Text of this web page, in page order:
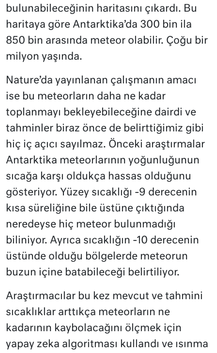
bulunabileceğinin haritasını çıkardı. Bu
haritaya göre Antarktika’da 300 bin ila
850 bin arasında meteor olabilir. Çoğu bir
milyon yaşında.
Nature’da yayınlanan çalışmanın amacı
ise bu meteorların daha ne kadar
toplanmayı bekleyebileceğine dairdi ve
tahminler biraz önce de belirttiğimiz gibi
hiç iç açıcı sayılmaz. Önceki araştırmalar
Antarktika meteorlarının yoğunluğunun
sıcağa karşı oldukça hassas olduğunu
gösteriyor. Yüzey sıcaklığı -9 derecenin
kısa süreliğine bile üstüne çıktığında
neredeyse hiç meteor bulunmadığı
biliniyor. Ayrıca sıcaklığın -10 derecenin
üstünde olduğu bölgelerde meteorun
buzun içine batabileceği belirtiliyor.
Araştırmacılar bu kez mevcut ve tahmini
sıcaklıklar arttıkça meteorların ne
kadarının kaybolacağını ölçmek için
yapay zeka algoritması kullandı ve ısınma